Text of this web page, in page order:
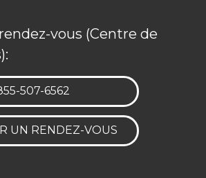
vous (Centre de
507-6562
UN RENDEZ-VOUS